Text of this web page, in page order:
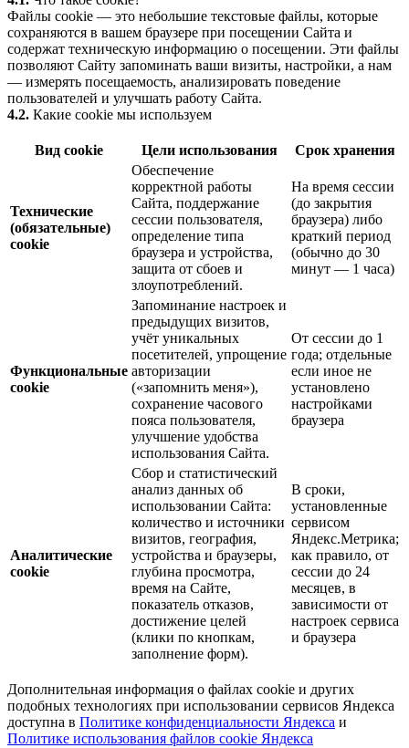
Файлы cookie — это небольшие текстовые файлы, которые
сохраняются в вашем браузере при посещении Сайта и
содержат техническую информацию о посещении. Эти файлы
позволяют Сайту запоминать ваши визиты, настройки, а нам
— измерять посещаемость, анализировать поведение
пользователей и улучшать работу Сайта.
4.2. Какие cookie мы используем
Вид cookie Цели использования Срок хранения
Технические
(обязательные)
cookie
Обеспечение
корректной работы
Сайта, поддержание
сессии пользователя,
определение типа
браузера и устройства,
защита от сбоев и
злоупотреблений.
На время сессии
(до закрытия
браузера) либо
краткий период
(обычно до 30
минут — 1 часа)
Функциональные
cookie
Запоминание настроек и
предыдущих визитов,
учёт уникальных
посетителей, упрощение
авторизации
(«запомнить меня»),
сохранение часового
пояса пользователя,
улучшение удобства
использования Сайта.
От сессии до 1
года; отдельные
если иное не
установлено
настройками
браузера
Аналитические
cookie
Сбор и статистический
анализ данных об
использовании Сайта:
количество и источники
визитов, география,
устройства и браузеры,
глубина просмотра,
время на Сайте,
показатель отказов,
достижение целей
(клики по кнопкам,
заполнение форм).
В сроки,
установленные
сервисом
Яндекс.Метрика;
как правило, от
сессии до 24
месяцев, в
зависимости от
настроек сервиса
и браузера
Дополнительная информация о файлах cookie и других
подобных технологиях при использовании сервисов Яндекса
доступна в Политике конфиденциальности Яндекса и
Политике использования файлов cookie Яндекса